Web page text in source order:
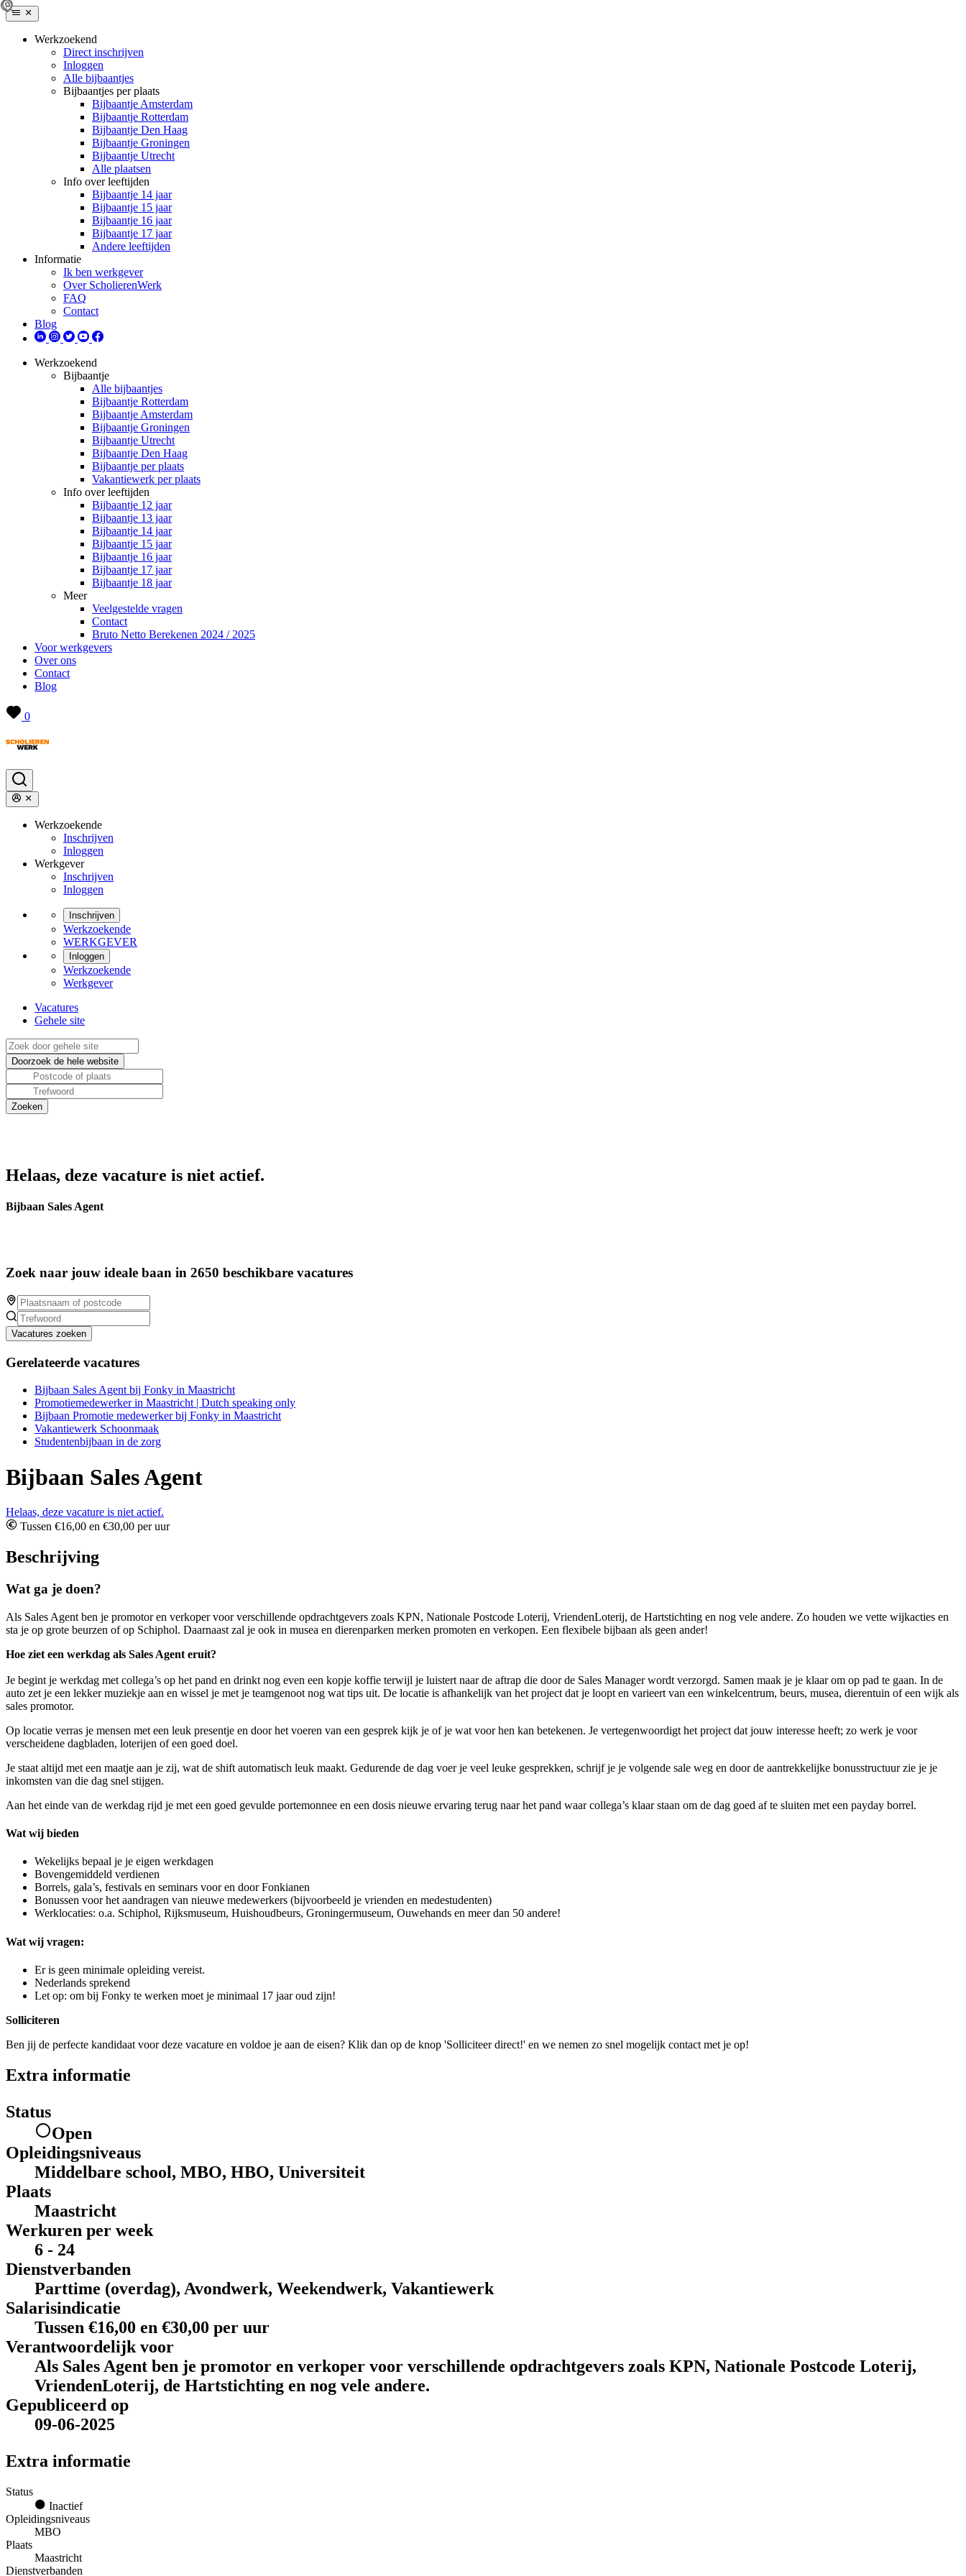
Werkzoekend
Direct inschrijven
Inloggen
Alle bijbaantjes
Bijbaantjes per plaats
Bijbaantje Amsterdam
Bijbaantje Rotterdam
Bijbaantje Den Haag
Bijbaantje Groningen
Bijbaantje Utrecht
Alle plaatsen
Info over leeftijden
Bijbaantje 14 jaar
Bijbaantje 15 jaar
Bijbaantje 16 jaar
Bijbaantje 17 jaar
Andere leeftijden
Informatie
Ik ben werkgever
Over ScholierenWerk
FAQ
Contact
Blog
Werkzoekend
Bijbaantje
Alle bijbaantjes
Bijbaantje Rotterdam
Bijbaantje Amsterdam
Bijbaantje Groningen
Bijbaantje Utrecht
Bijbaantje Den Haag
Bijbaantje per plaats
Vakantiewerk per plaats
Info over leeftijden
Bijbaantje 12 jaar
Bijbaantje 13 jaar
Bijbaantje 14 jaar
Bijbaantje 15 jaar
Bijbaantje 16 jaar
Bijbaantje 17 jaar
Bijbaantje 18 jaar
Meer
Veelgestelde vragen
Contact
Bruto Netto Berekenen 2024 / 2025
Voor werkgevers
Over ons
Contact
Blog
0
Werkzoekende
Inschrijven
Inloggen
Werkgever
Inschrijven
Inloggen
Inschrijven
Werkzoekende
WERKGEVER
Inloggen
Werkzoekende
Werkgever
Vacatures
Gehele site
Helaas, deze vacature is niet actief.
Bijbaan Sales Agent
Zoek naar jouw ideale baan in 2650 beschikbare vacatures
Vacatures zoeken
Gerelateerde vacatures
Bijbaan Sales Agent bij Fonky in Maastricht
Promotiemedewerker in Maastricht | Dutch speaking only
Bijbaan Promotie medewerker bij Fonky in Maastricht
Vakantiewerk Schoonmaak
Studentenbijbaan in de zorg
Bijbaan Sales Agent
Helaas, deze vacature is niet actief.
Tussen €16,00 en €30,00 per uur
Beschrijving
Wat ga je doen?
Als Sales Agent ben je promotor en verkoper voor verschillende opdrachtgevers zoals KPN, Nationale Postcode Loterij, VriendenLoterij, de Hartstichting en nog vele andere. Zo houden we vette wijkacties en
sta je op grote beurzen of op Schiphol. Daarnaast zal je ook in musea en dierenparken merken promoten en verkopen. Een flexibele bijbaan als geen ander!
Hoe ziet een werkdag als Sales Agent eruit?
Je begint je werkdag met collega’s op het pand en drinkt nog even een kopje koffie terwijl je luistert naar de aftrap die door de Sales Manager wordt verzorgd. Samen maak je je klaar om op pad te gaan. In de
auto zet je een lekker muziekje aan en wissel je met je teamgenoot nog wat tips uit. De locatie is afhankelijk van het project dat je loopt en varieert van een winkelcentrum, beurs, musea, dierentuin of een wijk als
sales promotor.
Op locatie verras je mensen met een leuk presentje en door het voeren van een gesprek kijk je of je wat voor hen kan betekenen. Je vertegenwoordigt het project dat jouw interesse heeft; zo werk je voor
verscheidene dagbladen, loterijen of een goed doel.
Je staat altijd met een maatje aan je zij, wat de shift automatisch leuk maakt. Gedurende de dag voer je veel leuke gesprekken, schrijf je je volgende sale weg en door de aantrekkelijke bonusstructuur zie je je
inkomsten van die dag snel stijgen.
Aan het einde van de werkdag rijd je met een goed gevulde portemonnee en een dosis nieuwe ervaring terug naar het pand waar collega’s klaar staan om de dag goed af te sluiten met een payday borrel.
Wat wij bieden
Wekelijks bepaal je je eigen werkdagen
Bovengemiddeld verdienen
Borrels, gala’s, festivals en seminars voor en door Fonkianen
Bonussen voor het aandragen van nieuwe medewerkers (bijvoorbeeld je vrienden en medestudenten)
Werklocaties: o.a. Schiphol, Rijksmuseum, Huishoudbeurs, Groningermuseum, Ouwehands en meer dan 50 andere!
Wat wij vragen:
Er is geen minimale opleiding vereist.
Nederlands sprekend
Let op: om bij Fonky te werken moet je minimaal 17 jaar oud zijn!
Solliciteren
Ben jij de perfecte kandidaat voor deze vacature en voldoe je aan de eisen? Klik dan op de knop 'Solliciteer direct!' en we nemen zo snel mogelijk contact met je op!
Extra informatie
Status
Open
Opleidingsniveaus
Middelbare school, MBO, HBO, Universiteit
Plaats
Maastricht
Werkuren per week
6 - 24
Dienstverbanden
Parttime (overdag), Avondwerk, Weekendwerk, Vakantiewerk
Salarisindicatie
Tussen €16,00 en €30,00 per uur
Verantwoordelijk voor
Als Sales Agent ben je promotor en verkoper voor verschillende opdrachtgevers zoals KPN, Nationale Postcode Loterij,
VriendenLoterij, de Hartstichting en nog vele andere.
Gepubliceerd op
09-06-2025
Extra informatie
Status
Inactief
Opleidingsniveaus
MBO
Plaats
Maastricht
Dienstverbanden